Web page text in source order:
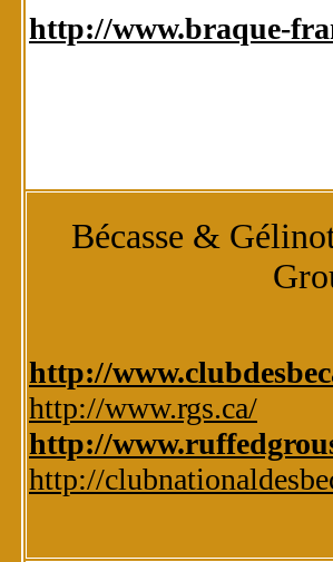
http://www.braque-
Bécasse &
http://
http://www.rgs.ca/
http://
http://